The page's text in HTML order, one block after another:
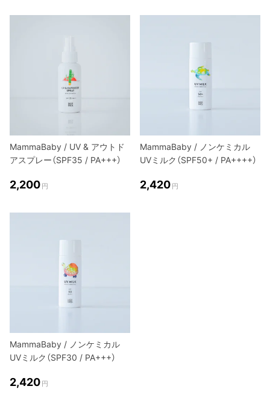
MammaBaby / UV & アウトド
アスプレー（SPF35 / PA+++）
2,200 円
MammaBaby / ノンケミカル
UVミルク（SPF50+ / PA++++）
2,420 円
MammaBaby / ノンケミカル
UVミルク（SPF30 / PA+++）
2,420 円